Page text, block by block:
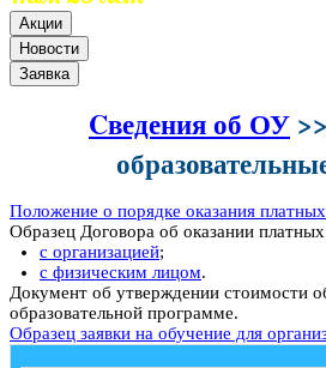
Акции
Новости
Заявка
Cведения об ОУ
Положение о порядке оказания
Образец Договора об оказании
с организацией;
с физическим лицом.
Документ об утверждении стоимости
образовательной программе.
Образец заявки на обучение для